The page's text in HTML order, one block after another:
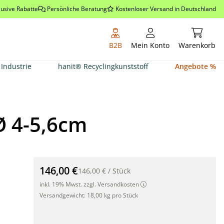
Rabatte Persönliche Beratung Kostenloser Versand in Deutschland
B2B Mein Konto Warenkorb
Industrie hanit® Recyclingkunststoff Angebote %
4-5,6cm
Bambus Rollzaun dunkel (Wulung) 200 x 90 x Ø 4-
146,00 €146,00 € / Stück
inkl. 19% Mwst. zzgl. Versandkosten
Versandgewicht: 18,00 kg pro Stück